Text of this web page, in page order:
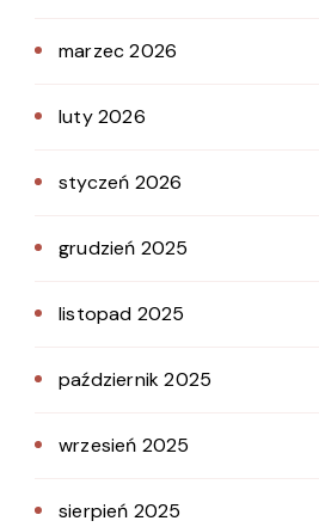
marzec 2026
luty 2026
styczeń 2026
grudzień 2025
listopad 2025
październik 2025
wrzesień 2025
sierpień 2025